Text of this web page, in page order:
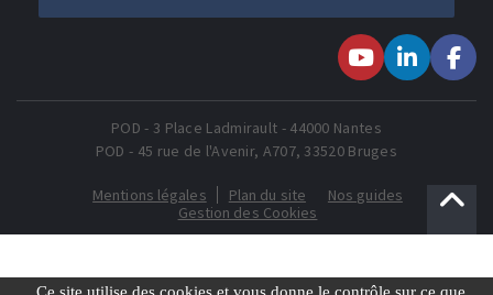
Youtubesur LinkedIn
nous sur
POD - 3 Place Ladmirault - 44000 Nantes
POD - 45 rue de l'Avenir, A707, 33520 Bruges
Mentions légales Plan du site
Nos guides
Gestion des Cookies